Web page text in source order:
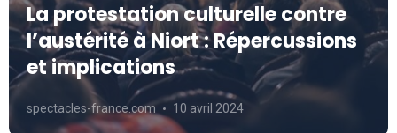
La protestation culturelle contre
l’austérité à Niort : Répercussions
et implications
spectacles-france.com 10 avril 2024